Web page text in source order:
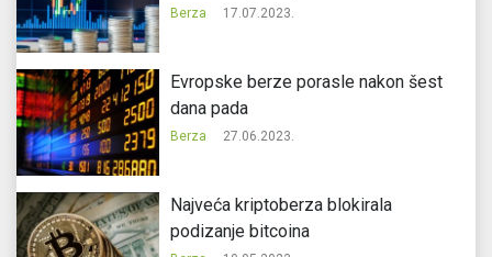
Berza 17.07.2023.
Evropske berze porasle nakon šest
dana pada
Berza 27.06.2023.
Najveća kriptoberza blokirala
podizanje bitcoina